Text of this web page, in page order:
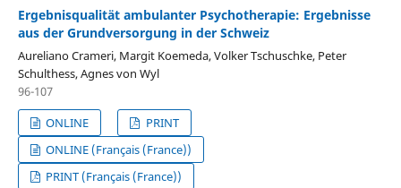
Ergebnisqualität ambulanter Psychotherapie: Ergebnisse
aus der Grundversorgung in der Schweiz
Aureliano Crameri, Margit Koemeda, Volker Tschuschke, Peter
Schulthess, Agnes von Wyl
96-107
ONLINE
PRINT
ONLINE (Français (France))
PRINT (Français (France))